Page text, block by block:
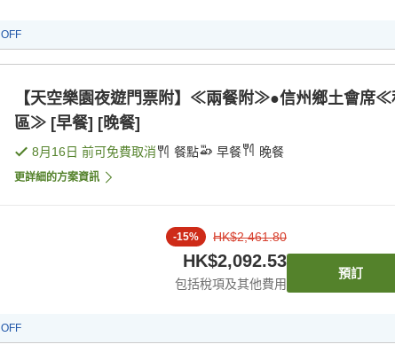
OFF
【天空樂園夜遊門票附】≪兩餐附≫●信州鄉土會席≪
區≫ [早餐] [晚餐]
8月16日 前可免費取消 餐點 早餐 晚餐
更詳細的方案資訊
-15% HK$2,461.80
HK$2,092.53
包括稅項及其他費用
預訂
OFF